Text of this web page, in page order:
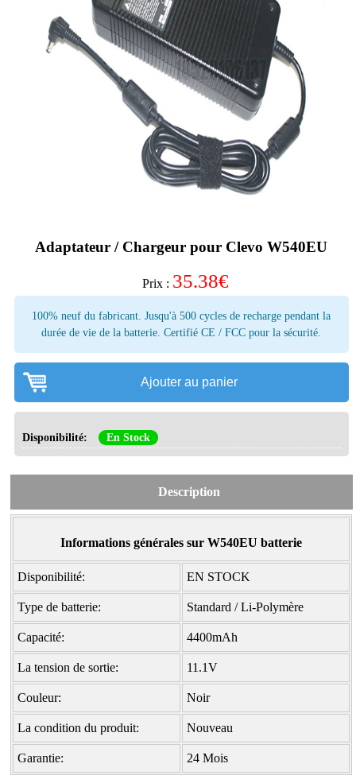
Adaptateur / Chargeur pour Clevo W540EU
Prix : 35.38€
100% neuf du fabricant. Jusqu'à 500 cycles de recharge pendant la
durée de vie de la batterie. Certifié CE / FCC pour la sécurité.
Ajouter au panier
Disponibilité: En Stock
Description
Informations générales sur W540EU batterie
Disponibilité: EN STOCK
Type de batterie: Standard / Li-Polymère
Capacité: 4400mAh
La tension de sortie: 11.1V
Couleur: Noir
La condition du produit: Nouveau
Garantie: 24 Mois